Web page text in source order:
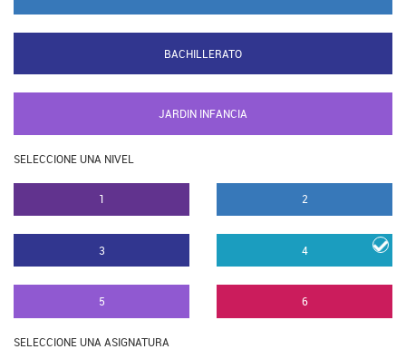
BACHILLERATO
JARDIN INFANCIA
SELECCIONE UNA NIVEL
1 2
3 4
5 6
SELECCIONE UNA ASIGNATURA